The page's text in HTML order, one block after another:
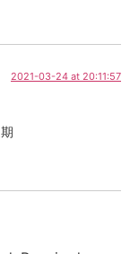
2021-03-24 at 20:11:57